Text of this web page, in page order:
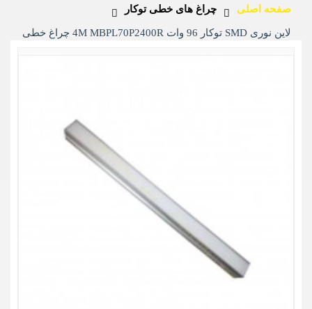
صفحه اصلی چراغ های خطی توکار
لاین نوری SMD توکار 96 وات 4M MBPL70P2400R چراغ خطی